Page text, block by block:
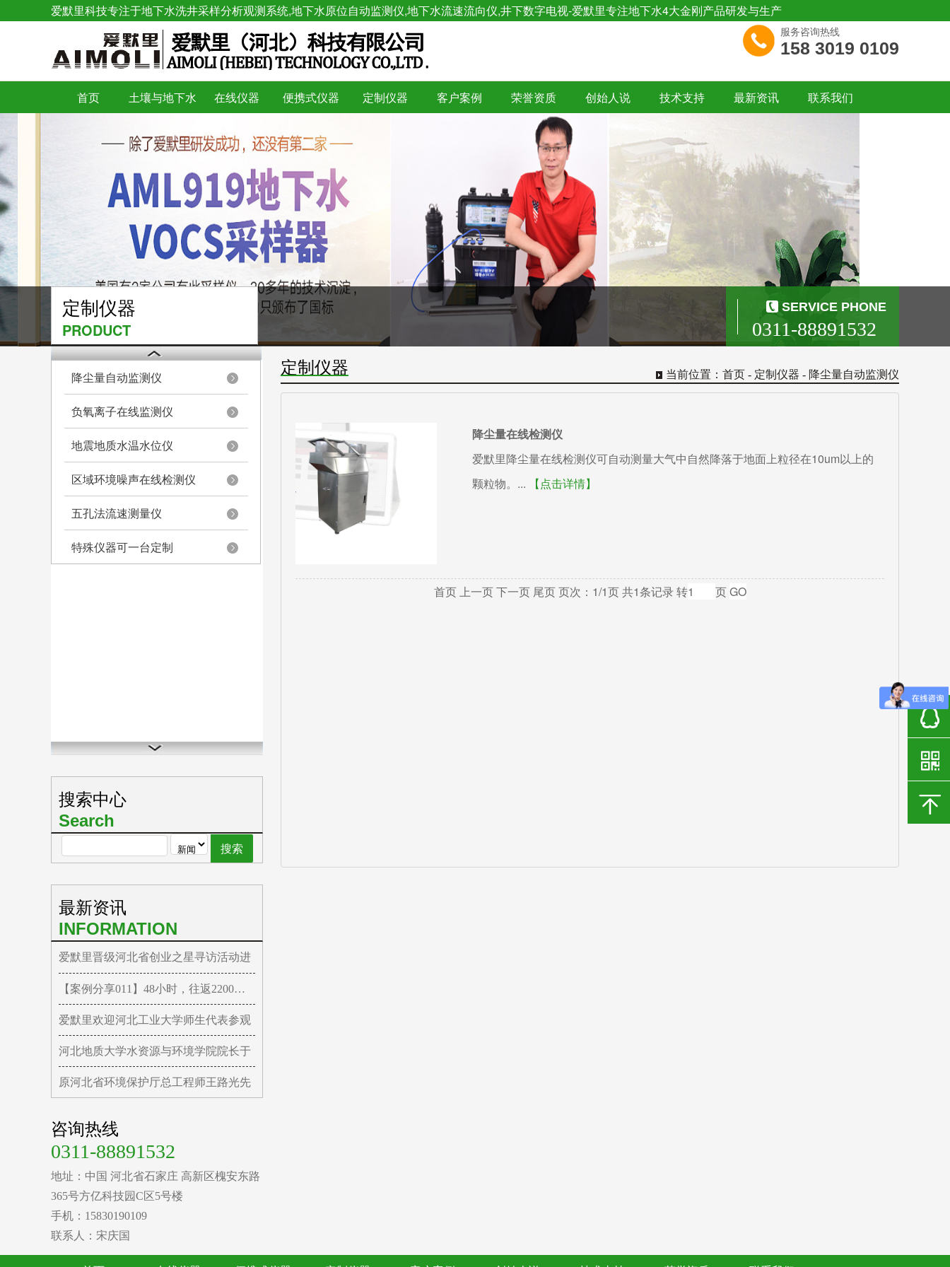
爱默里科技专注于地下水洗井采样分析观测系统,地下水原位自动监测仪,地下水流速流向仪,井下数字电视-爱默里专注地下水4大金刚产品研发与生产
服务咨询热线
158 3019 0109
首页 土壤与地下水 在线仪器 便携式仪器 定制仪器 客户案例 荣誉资质 创始人说 技术支持 最新资讯 联系我们
定制仪器
PRODUCT
SERVICE PHONE
0311-88891532
降尘量自动监测仪
负氧离子在线监测仪
地震地质水温水位仪
区域环境噪声在线检测仪
五孔法流速测量仪
特殊仪器可一台定制
搜索中心
Search
最新资讯
INFORMATION
爱默里晋级河北省创业之星寻访活动进
【案例分享011】48小时，往返2200公里
爱默里欢迎河北工业大学师生代表参观
河北地质大学水资源与环境学院院长于
原河北省环境保护厅总工程师王路光先
咨询热线
0311-88891532
地址：中国 河北省石家庄 高新区槐安东路
365号方亿科技园C区5号楼
手机：15830190109
联系人：宋庆国
定制仪器 当前位置： 首页 - 定制仪器 - 降尘量自动监测仪
降尘量在线检测仪
爱默里降尘量在线检测仪可自动测量大气中自然降落于地面上粒径在10um以上的
颗粒物。...
【点击详情】
首页 上一页 下一页 尾页 页次：1/1页 共1条记录 转 页